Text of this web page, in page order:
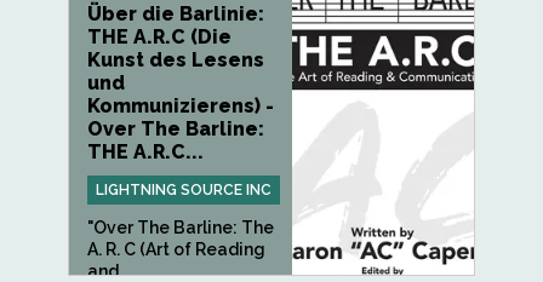
Über die Barlinie:
THE A.R.C (Die
Kunst des Lesens
und
Kommunizierens) -
Over The Barline:
THE A.R.C...
LIGHTNING SOURCE INC
"Over The Barline: The
A. R. C (Art of Reading
and...